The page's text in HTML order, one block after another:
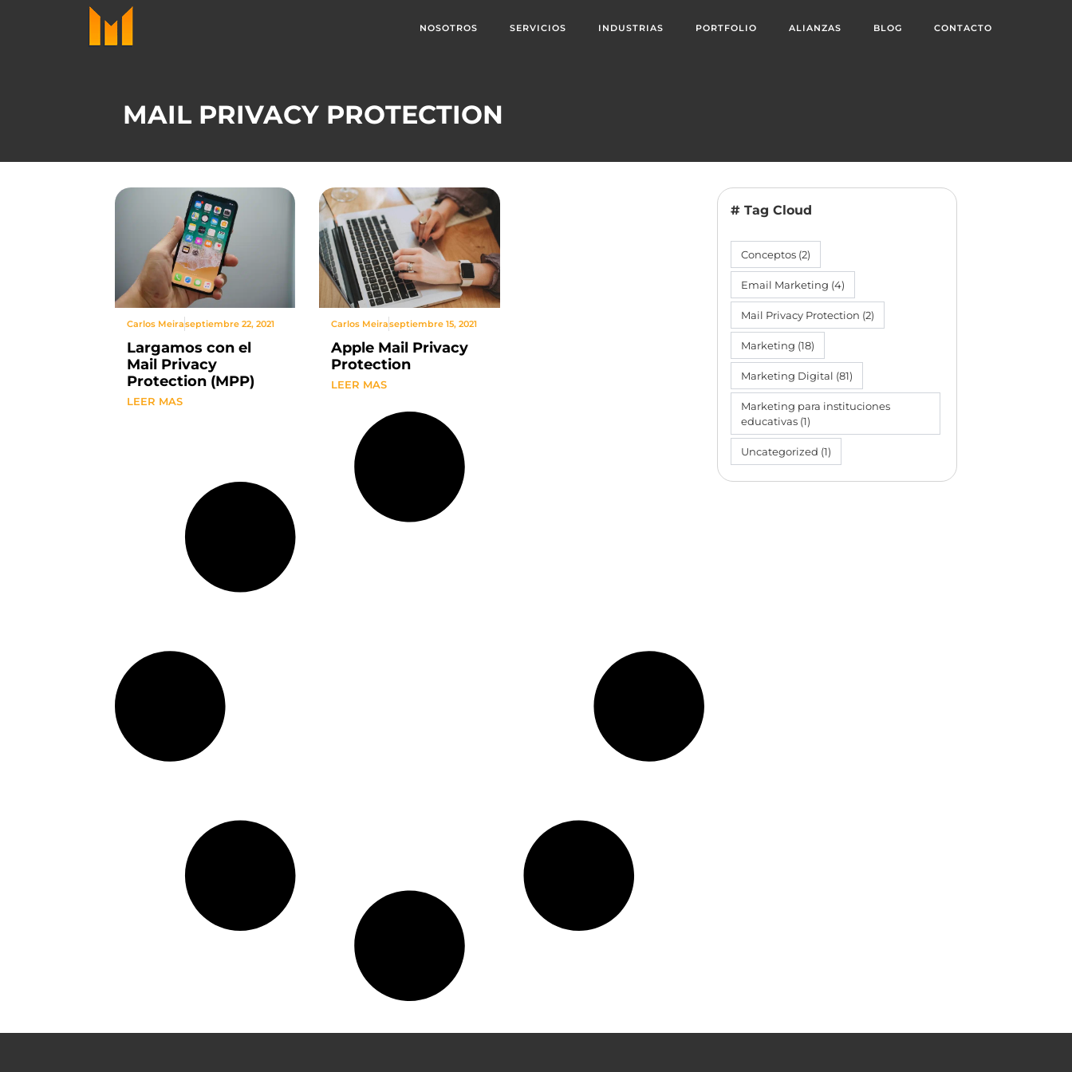
NOSOTROS SERVICIOS INDUSTRIAS PORTFOLIO ALIANZAS BLOG CONTACTO
MAIL PRIVACY PROTECTION
Carlos Meiraseptiembre 22, 2021
Largamos con el
Mail Privacy
Protection (MPP)
LEER MAS
Carlos Meiraseptiembre 15, 2021
Apple Mail Privacy
Protection
LEER MAS
# Tag Cloud
Conceptos(2)
Email Marketing (4)
Mail Privacy Protection (2)
Marketing (18)
Marketing Digital (81)
Marketing para instituciones
educativas(1)
Uncategorized (1)